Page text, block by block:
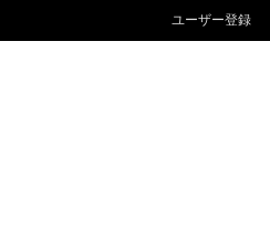
ユーザー登録